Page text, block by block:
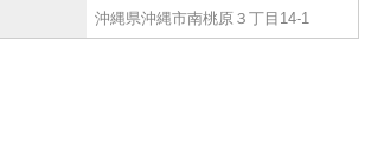
沖縄県沖縄市南桃原３丁目14-1